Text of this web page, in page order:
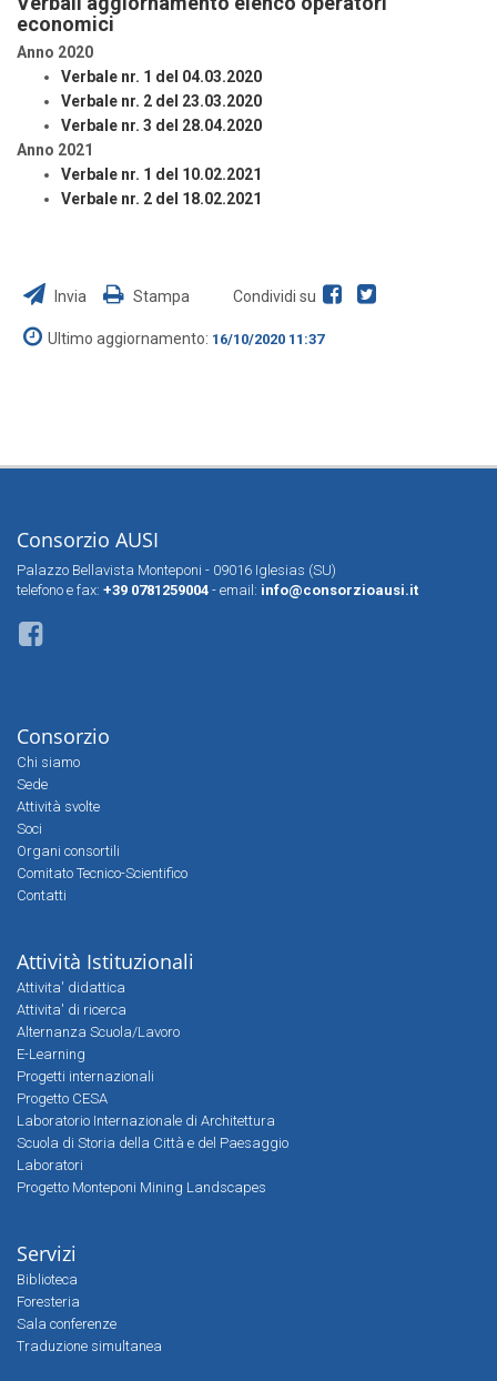
economici
Anno 2020
Verbale nr. 1 del 04.03.2020
Verbale nr. 2 del 23.03.2020
Verbale nr. 3 del 28.04.2020
Anno 2021
Verbale nr. 1 del 10.02.2021
Verbale nr. 2 del 18.02.2021
Invia Stampa Condividi su
Ultimo aggiornamento: 16/10/2020 11:37
Consorzio AUSI
Palazzo Bellavista Monteponi - 09016 Iglesias (SU)
telefono e fax: +39 0781259004 - email: info@consorzioausi.it
Consorzio
Chi siamo
Sede
Attività svolte
Soci
Organi consortili
Comitato Tecnico-Scientifico
Contatti
Attività Istituzionali
Attivita' didattica
Attivita' di ricerca
Alternanza Scuola/Lavoro
E-Learning
Progetti internazionali
Progetto CESA
Laboratorio Internazionale di Architettura
Scuola di Storia della Città e del Paesaggio
Laboratori
Progetto Monteponi Mining Landscapes
Servizi
Biblioteca
Foresteria
Sala conferenze
Traduzione simultanea